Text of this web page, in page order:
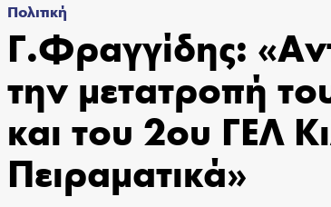
Πολιτική
Γ.Φραγγίδης:
την μετατροπή
και του 2ου ΓΕΛ
Πειραματικά»